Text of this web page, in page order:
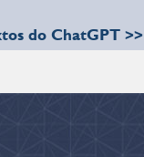
do ChatGPT >>